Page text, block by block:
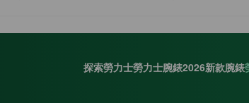
探索勞力士勞力士腕錶2026新款腕錶